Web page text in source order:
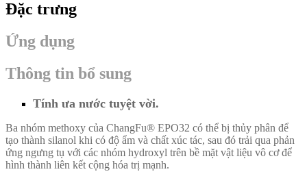
Đặc trưng
Ứng dụng
Thông tin bổ sung
Tính ưa nước tuyệt vời.
Ba nhóm methoxy của ChangFu® EPO32 có thể bị thủy phân để
tạo thành silanol khi có độ ẩm và chất xúc tác, sau đó trải qua phản
ứng ngưng tụ với các nhóm hydroxyl trên bề mặt vật liệu vô cơ để
hình thành liên kết cộng hóa trị mạnh.